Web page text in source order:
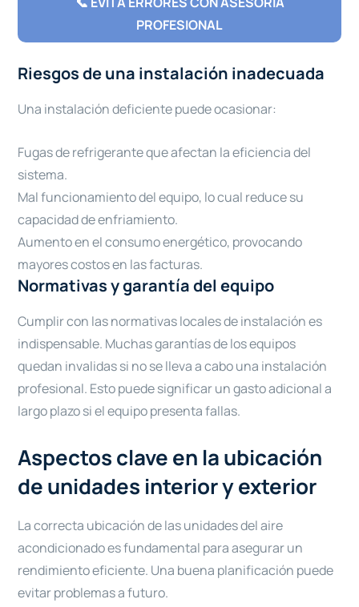
PROFESIONAL
Riesgos de una instalación inadecuada
Una instalación deficiente puede ocasionar:
Fugas de refrigerante que afectan la eficiencia del
sistema.
Mal funcionamiento del equipo, lo cual reduce su
capacidad de enfriamiento.
Aumento en el consumo energético, provocando
mayores costos en las facturas.
Normativas y garantía del equipo
Cumplir con las normativas locales de instalación es
indispensable. Muchas garantías de los equipos
quedan invalidas si no se lleva a cabo una instalación
profesional. Esto puede significar un gasto adicional a
largo plazo si el equipo presenta fallas.
Aspectos clave en la ubicación
de unidades interior y exterior
La correcta ubicación de las unidades del aire
acondicionado es fundamental para asegurar un
rendimiento eficiente. Una buena planificación puede
evitar problemas a futuro.